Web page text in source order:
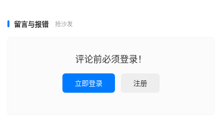
留言与报错 抢沙发
评论前必须登录！
立即登录 注册